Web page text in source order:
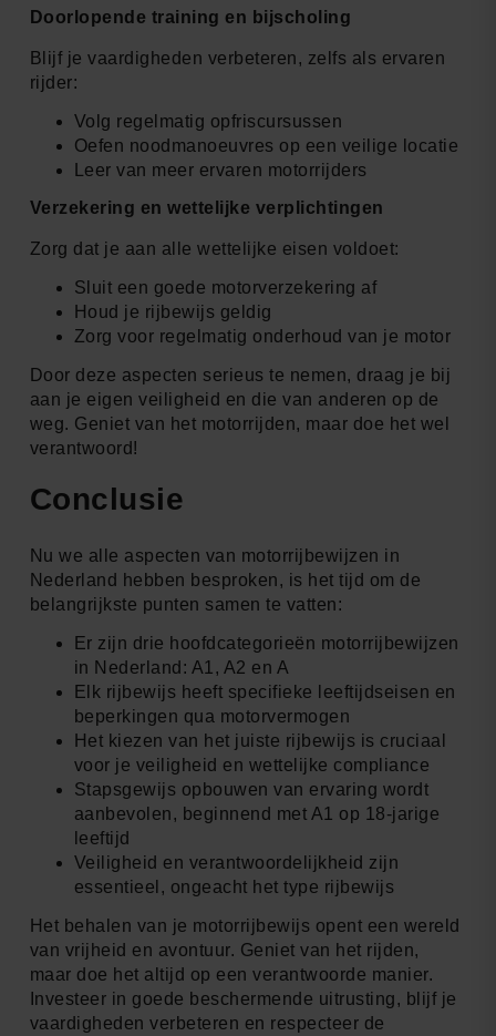
Doorlopende training en bijscholing
Blijf je vaardigheden verbeteren, zelfs als ervaren
rijder:
Volg regelmatig opfriscursussen
Oefen noodmanoeuvres op een veilige locatie
Leer van meer ervaren motorrijders
Verzekering en wettelijke verplichtingen
Zorg dat je aan alle wettelijke eisen voldoet:
Sluit een goede motorverzekering af
Houd je rijbewijs geldig
Zorg voor regelmatig onderhoud van je motor
Door deze aspecten serieus te nemen, draag je bij
aan je eigen veiligheid en die van anderen op de
weg. Geniet van het motorrijden, maar doe het wel
verantwoord!
Conclusie
Nu we alle aspecten van motorrijbewijzen in
Nederland hebben besproken, is het tijd om de
belangrijkste punten samen te vatten:
Er zijn drie hoofdcategorieën motorrijbewijzen
in Nederland: A1, A2 en A
Elk rijbewijs heeft specifieke leeftijdseisen en
beperkingen qua motorvermogen
Het kiezen van het juiste rijbewijs is cruciaal
voor je veiligheid en wettelijke compliance
Stapsgewijs opbouwen van ervaring wordt
aanbevolen, beginnend met A1 op 18-jarige
leeftijd
Veiligheid en verantwoordelijkheid zijn
essentieel, ongeacht het type rijbewijs
Het behalen van je motorrijbewijs opent een wereld
van vrijheid en avontuur. Geniet van het rijden,
maar doe het altijd op een verantwoorde manier.
Investeer in goede beschermende uitrusting, blijf je
vaardigheden verbeteren en respecteer de